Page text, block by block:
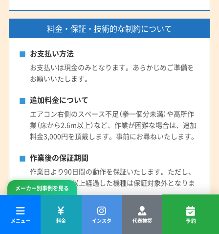
メーカー別事例を見る
メニュー 料金 インスタ 代表挨拶 予約
料金・保証・技術的な制約について
お支払い方法
お支払いは現金のみとなります。あらかじめご準備を
お願いいたします。
追加料金について
エアコン右側のスペース不足（拳一個分未満）や高所作
業（床から2.6m以上）など、作業が困難な場合は、追加
料金3,000円を頂戴します。事前にお尋ねいたします。
作業後の保証期間
作業日より90日間の動作を保証いたします。ただし、
製造から10年以上経過した機種は保証対象外となりま
す。
清掃方法・分解の制約